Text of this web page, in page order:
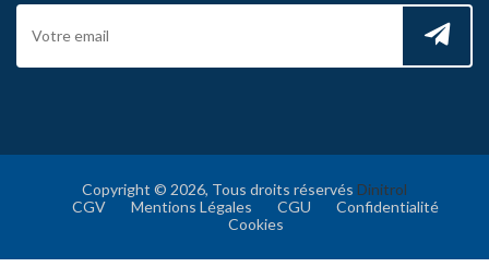
Copyright © 2026, Tous droits réservés Dinitrol
CGV
Mentions Légales CGU
Confidentialité
Cookies